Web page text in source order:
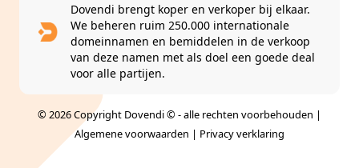
Dovendi brengt koper en verkoper bij elkaar.
We beheren ruim 250.000 internationale
domeinnamen en bemiddelen in de verkoop
van deze namen met als doel een goede deal
voor alle partijen.
© 2026 Copyright Dovendi © - alle rechten voorbehouden |
Algemene voorwaarden | Privacy verklaring